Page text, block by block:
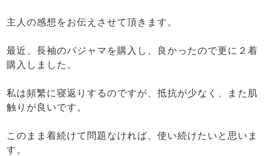
主人の感想をお伝えさせて頂きます。
最近、長袖のパジャマを購入し、良かったので更に２着
購入しました。
私は頻繁に寝返りするのですが、抵抗が少なく、また肌
触りが良いです。
このまま着続けて問題なければ、使い続けたいと思いま
す。